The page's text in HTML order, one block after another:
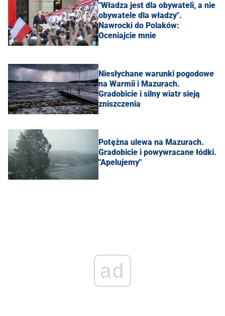
"Władza jest dla obywateli, a nie
obywatele dla władzy".
Nawrocki do Polaków:
Oceniajcie mnie
Niesłychane warunki pogodowe
na Warmii i Mazurach.
Gradobicie i silny wiatr sieją
zniszczenia
Potężna ulewa na Mazurach.
Gradobicie i powywracane łódki.
"Apelujemy"
ad